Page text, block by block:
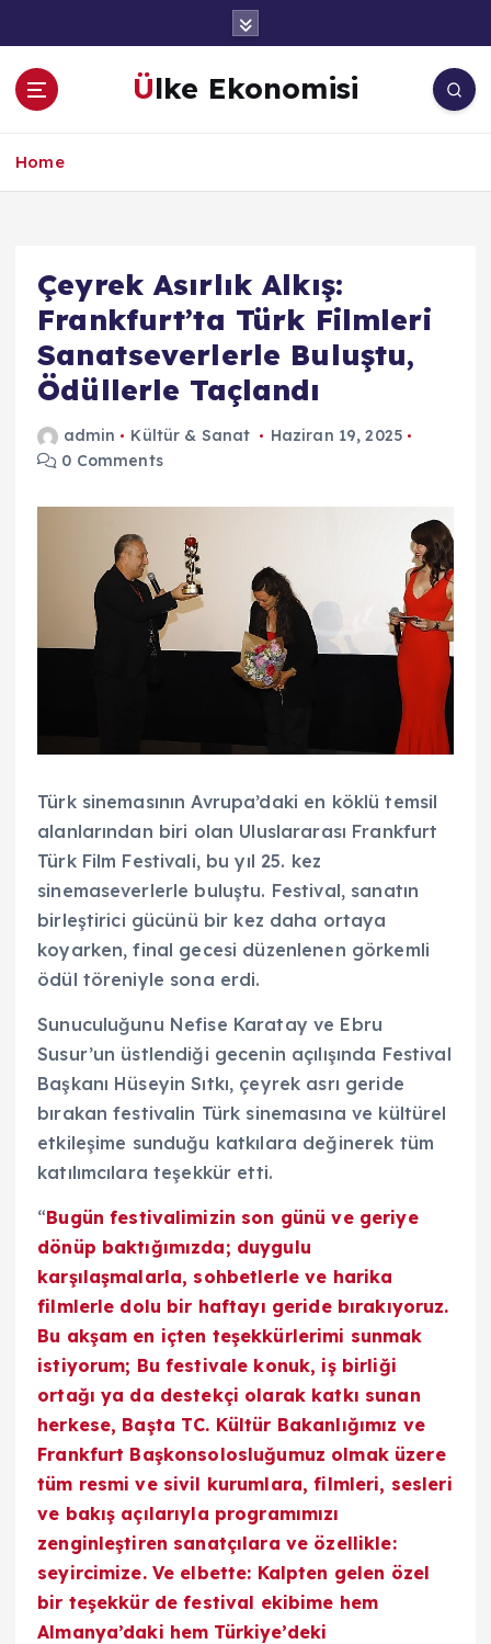
a
Ülke Ekonomisi
Home
Çeyrek Asırlık Alkış:
Frankfurt’ta Türk Filmleri
Sanatseverlerle Buluştu,
Ödüllerle Taçlandı
admin Kültür & Sanat
Haziran 19, 2025
0 Comments
Türk sinemasının Avrupa’daki en köklü temsil
alanlarından biri olan Uluslararası Frankfurt
Türk Film Festivali, bu yıl 25. kez
sinemaseverlerle buluştu. Festival, sanatın
birleştirici gücünü bir kez daha ortaya
koyarken, final gecesi düzenlenen görkemli
ödül töreniyle sona erdi.
Sunuculuğunu Nefise Karatay ve Ebru
Susur’un üstlendiği gecenin açılışında Festival
Başkanı Hüseyin Sıtkı, çeyrek asrı geride
bırakan festivalin Türk sinemasına ve kültürel
etkileşime sunduğu katkılara değinerek tüm
katılımcılara teşekkür etti.
“Bugün festivalimizin son günü ve geriye
dönüp baktığımızda; duygulu
karşılaşmalarla, sohbetlerle ve harika
filmlerle dolu bir haftayı geride bırakıyoruz.
Bu akşam en içten teşekkürlerimi sunmak
istiyorum; Bu festivale konuk, iş birliği
ortağı ya da destekçi olarak katkı sunan
herkese, Başta TC. Kültür Bakanlığımız ve
Frankfurt Başkonsolosluğumuz olmak üzere
tüm resmi ve sivil kurumlara, filmleri, sesleri
ve bakış açılarıyla programımızı
zenginleştiren sanatçılara ve özellikle:
seyircimize. Ve elbette: Kalpten gelen özel
bir teşekkür de festival ekibime hem
Almanya’daki hem Türkiye’deki